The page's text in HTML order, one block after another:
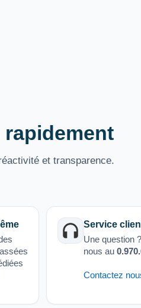
rapidement
et transparence.
Service
Une question
nous au
Contactez